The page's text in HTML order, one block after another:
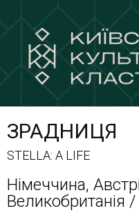
ЗРАДНИЦЯ
STELLA: A LIFE
Німеччина,
Великобританія